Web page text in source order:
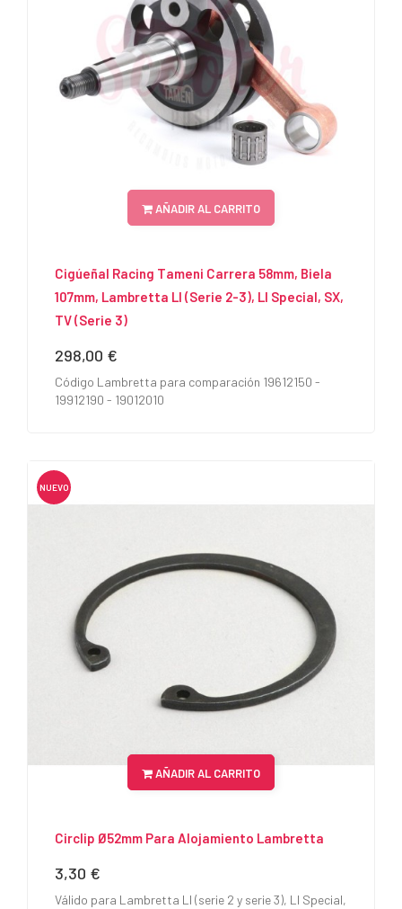
AÑADIR AL CARRITO
Cigúeñal Racing Tameni Carrera 58mm, Biela
107mm, Lambretta LI (serie 2-3), LI Special, SX,
TV (serie 3)
Precio
298,00 €
Código Lambretta para comparación 19612150 -
19912190 - 19012010
NUEVO
AÑADIR AL CARRITO
Circlip Ø52mm Para Alojamiento Lambretta
Precio
3,30 €
Válido para Lambretta LI (serie 2 y serie 3), LI Special,